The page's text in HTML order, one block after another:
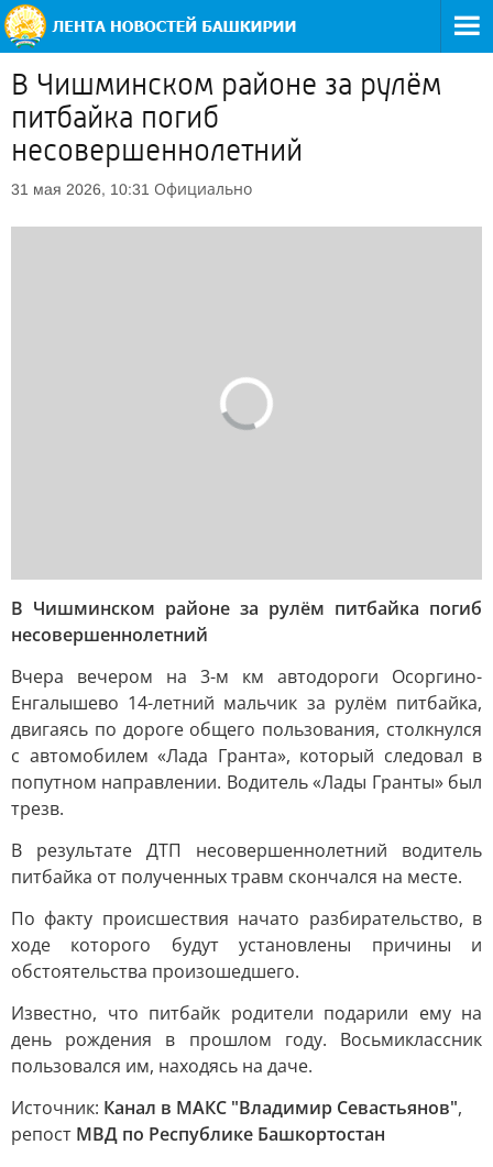
В Чишминском районе за рулём
питбайка погиб
несовершеннолетний
31 мая 2026, 10:31 Официально
В Чишминском районе за рулём питбайка погиб
несовершеннолетний
Вчера вечером на 3-м км автодороги Осоргино-
Енгалышево 14-летний мальчик за рулём питбайка,
двигаясь по дороге общего пользования, столкнулся
с автомобилем «Лада Гранта», который следовал в
попутном направлении. Водитель «Лады Гранты» был
трезв.
В результате ДТП несовершеннолетний водитель
питбайка от полученных травм скончался на месте.
По факту происшествия начато разбирательство, в
ходе которого будут установлены причины и
обстоятельства произошедшего.
Известно, что питбайк родители подарили ему на
день рождения в прошлом году. Восьмиклассник
пользовался им, находясь на даче.
Источник: Канал в МАКС "Владимир Севастьянов",
репост МВД по Республике Башкортостан